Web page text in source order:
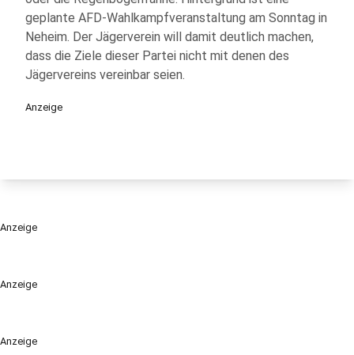
Anzeige
Anzeige
geplante AFD-Wahlkampfveranstaltung am Sonntag in
Neheim. Der Jägerverein will damit deutlich machen,
dass die Ziele dieser Partei nicht mit denen des
Jägervereins vereinbar seien.
Anzeige
Anzeige